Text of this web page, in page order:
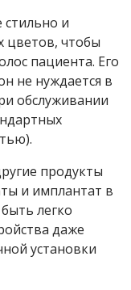
стильно и
цветов, чтобы
пациента. Его
не нуждается в
обслуживании
продукты
и имплантат в
легко
даже
установки